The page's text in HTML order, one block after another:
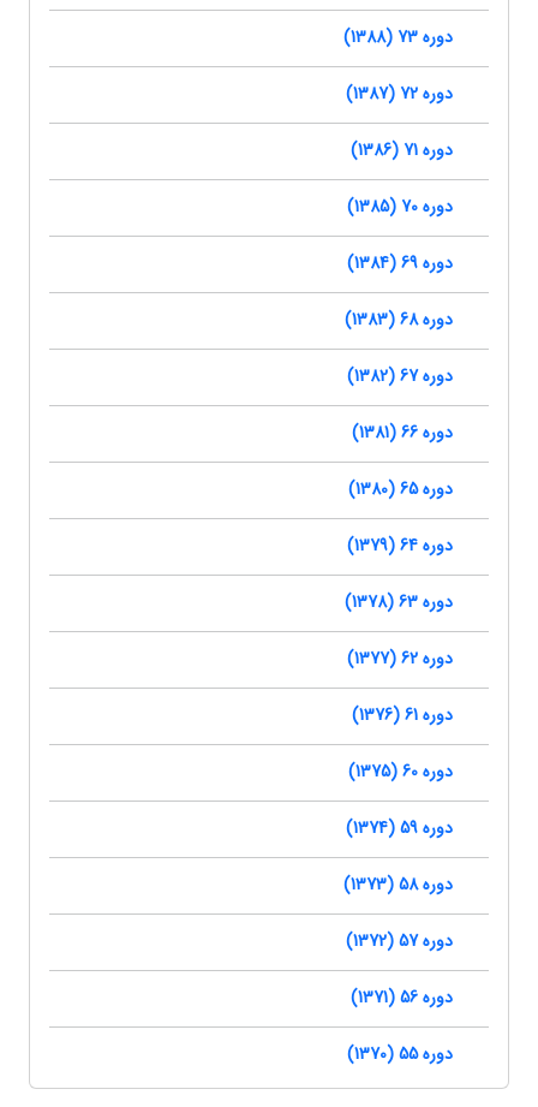
دوره 73 (1388)
دوره 72 (1387)
دوره 71 (1386)
دوره 70 (1385)
دوره 69 (1384)
دوره 68 (1383)
دوره 67 (1382)
دوره 66 (1381)
دوره 65 (1380)
دوره 64 (1379)
دوره 63 (1378)
دوره 62 (1377)
دوره 61 (1376)
دوره 60 (1375)
دوره 59 (1374)
دوره 58 (1373)
دوره 57 (1372)
دوره 56 (1371)
دوره 55 (1370)